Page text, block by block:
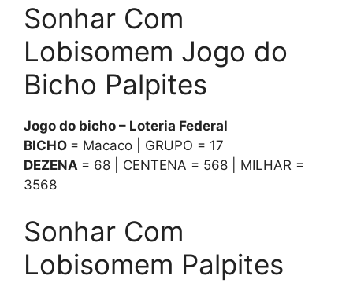
Sonhar Com
Lobisomem Jogo do
Bicho Palpites
Jogo do bicho – Loteria Federal
BICHO = Macaco | GRUPO = 17
DEZENA = 68 | CENTENA = 568 | MILHAR =
3568
Sonhar Com
Lobisomem Palpites